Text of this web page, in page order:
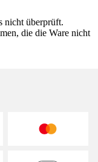
nicht überprüft.
die die Ware nicht